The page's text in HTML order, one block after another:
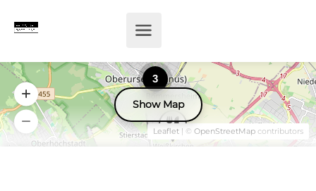
3
Leaflet | © OpenStreetMap contributors
Show Map